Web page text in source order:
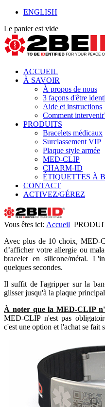
ENGLISH
Le panier est vide
ACCUEIL
À SAVOIR
À propos de nous
3 façons d'être
Aide et instructions
Comment
PRODUITS
Bracelets médicaux
Surclassement VIP
Plaque style armée
MED-CLIP
CHARM-ID
ÉTIQUETTES À
CONTACT
ACTIVEZ/GÉREZ
Vous êtes ici: Accueil
Avec plus de 10 choix, MED-
d’afficher votre allergie ou
bracelet en silicone/métal.
quelques secondes.
Il suffit de l'agripper sur la
glisser jusqu'à la plaque
À noter que la MED-CLIP
MED-CLIP n'est pas
c'est une option et l'achat se fait